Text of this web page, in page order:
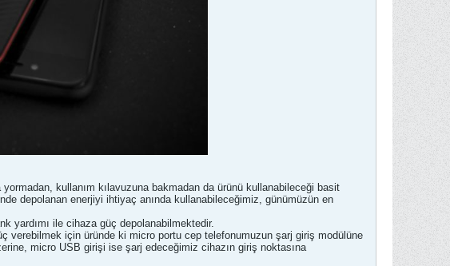
kullanım kılavuzuna bakmadan da ürünü kullanabileceği basit
depolanan enerjiyi ihtiyaç anında kullanabileceğimiz, günümüzün en
yardımı ile cihaza güç depolanabilmektedir.
verebilmek için üründe ki micro portu cep telefonumuzun şarj giriş modülüne
micro USB girişi ise şarj edeceğimiz cihazın giriş noktasına